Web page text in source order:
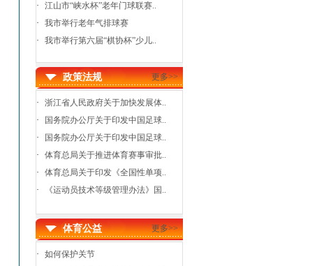
·
江山市“峡水杯”老年门球联赛..
·
我市举行老年气排球赛
·
我市举行第六届“棋协杯”少儿..
政策法规 更多>>
·
浙江省人民政府关于加快发展体..
·
国务院办公厅关于印发中国足球..
·
国务院办公厅关于印发中国足球..
·
体育总局关于推进体育赛事审批..
·
体育总局关于印发《全国性单项..
·
《运动员技术等级管理办法》国..
体育公益 更多>>
·
如何保护关节